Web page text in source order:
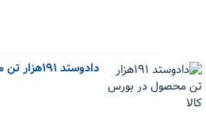
دادوستد ۱۹۱هزار تن محصول در بورس کالا